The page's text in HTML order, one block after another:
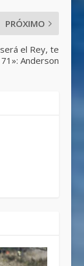
PRÓXIMO
el Rey, te
Anderson